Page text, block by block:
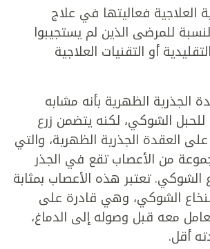
العلاجية فعاليتها في علاج
للمرضى الذين لم يستجيبوا
أو التقنيات العلاجية
الجذرية الظهرية بأنه مشابه
للحبل الشوكي، لكنه يتضمن زرع
العقدة الجذرية الظهرية، والتي
من الأعصاب تقع في الجذر
الشوكي. تعتبر هذه الأعصاب بمثابة
الشوكي، وهي قادرة على
معه قبل وصوله إلى الدماغ،
أقل.